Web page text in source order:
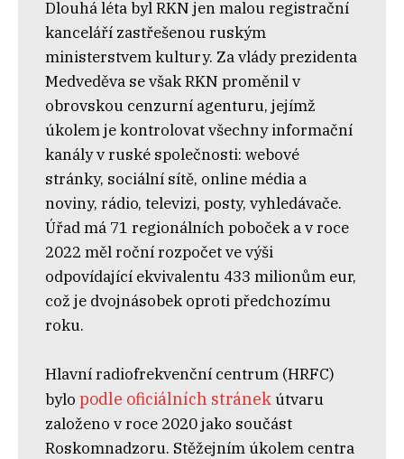
Dlouhá léta byl RKN jen malou registrační
kanceláří zastřešenou ruským
ministerstvem kultury. Za vlády prezidenta
Medveděva se však RKN proměnil v
obrovskou cenzurní agenturu, jejímž
úkolem je kontrolovat všechny informační
kanály v ruské společnosti: webové
stránky, sociální sítě, online média a
noviny, rádio, televizi, posty, vyhledávače.
Úřad má 71 regionálních poboček a v roce
2022 měl roční rozpočet ve výši
odpovídající ekvivalentu 433 milionům eur,
což je dvojnásobek oproti předchozímu
roku.
Hlavní radiofrekvenční centrum (HRFC)
bylo podle oficiálních stránekútvaru
založeno v roce 2020 jako součást
Roskomnadzoru. Stěžejním úkolem centra